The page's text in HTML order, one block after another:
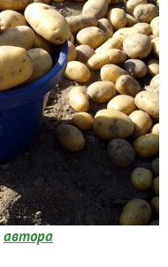
автора